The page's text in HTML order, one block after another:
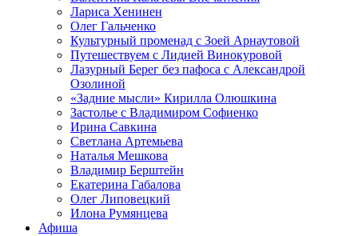
Лариса Хенинен
Олег Гальченко
Культурный променад с Зоей Арнаутовой
Путешествуем с Лидией Винокуровой
Лазурный Берег без пафоса с Александрой
Озолиной
«Задние мысли» Кирилла Олюшкина
Застолье с Владимиром Софиенко
Ирина Савкина
Светлана Артемьева
Наталья Мешкова
Владимир Берштейн
Екатерина Габалова
Олег Липовецкий
Илона Румянцева
Афиша